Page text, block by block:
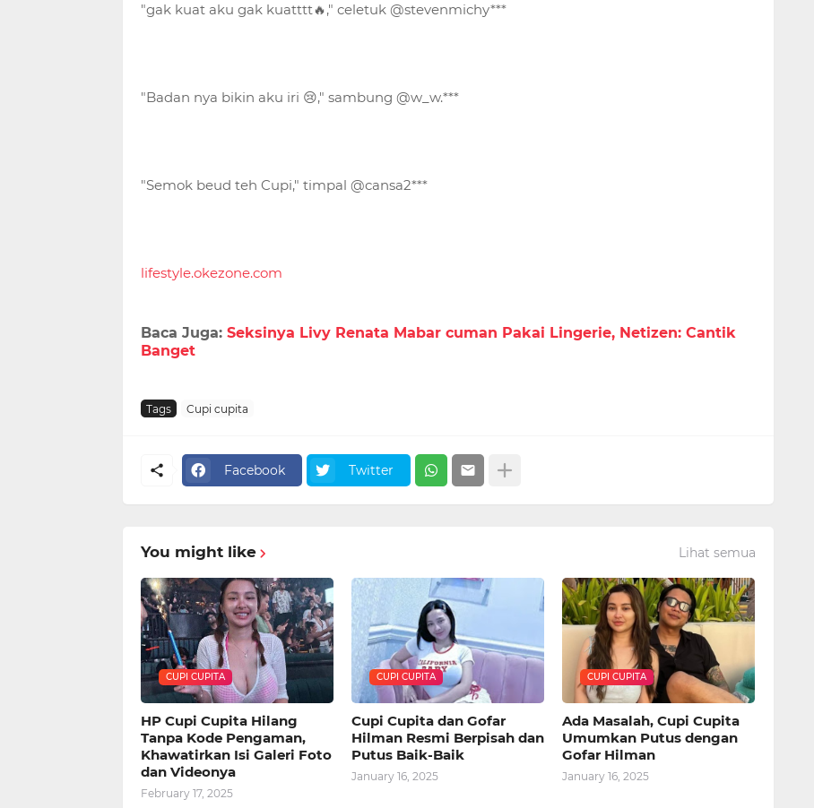
"gak kuat aku gak kuatttt🔥," celetuk @stevenmichy***
"Badan nya bikin aku iri 😢," sambung @w_w.***
"Semok beud teh Cupi," timpal @cansa2***
lifestyle.okezone.com
Baca Juga: Seksinya Livy Renata Mabar cuman Pakai Lingerie, Netizen: Cantik
Banget
Tags Cupi cupita
Facebook Twitter
You might like Lihat semua
CUPI CUPITA
HP Cupi Cupita Hilang
Tanpa Kode Pengaman,
Khawatirkan Isi Galeri Foto
dan Videonya
February 17, 2025
CUPI CUPITA
Cupi Cupita dan Gofar
Hilman Resmi Berpisah dan
Putus Baik-Baik
January 16, 2025
CUPI CUPITA
Ada Masalah, Cupi Cupita
Umumkan Putus dengan
Gofar Hilman
January 16, 2025